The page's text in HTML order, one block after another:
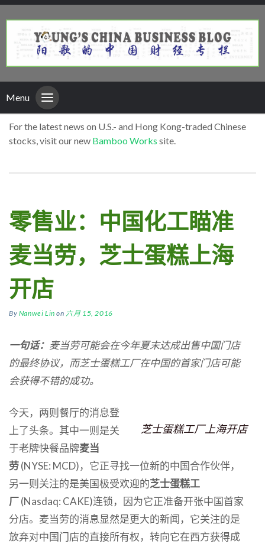
Menu
For the latest news on U.S.- and Hong Kong-traded Chinese
stocks, visit our new Bamboo Works site.
零售业：中国化工瞄准
麦当劳，芝士蛋糕上海
开店
By Nanwei Lin on 六月 15, 2016
一句话： 麦当劳可能会在今年夏末达成出售中国门店
的最终协议，而芝士蛋糕工厂在中国的首家门店可能
会获得不错的成功。
芝士蛋糕工厂上海开店
今天，两则餐厅的消息登
上了头条。其中一则是关
于老牌快餐品牌麦当
劳(NYSE: MCD)，它正寻找一位新的中国合作伙伴，
另一则关注的是美国极受欢迎的芝士蛋糕工
厂(Nasdaq: CAKE)连锁，因为它正准备开张中国首家
分店。麦当劳的消息显然是更大的新闻，它关注的是
放弃对中国门店的直接所有权，转向它在西方获得成